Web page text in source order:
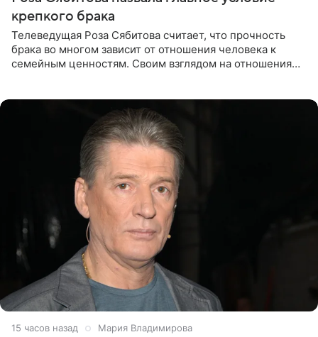
крепкого брака
Телеведущая Роза Сябитова считает, что прочность
брака во многом зависит от отношения человека к
семейным ценностям. Своим взглядом на отношения
15 часов назад Мария Владимирова